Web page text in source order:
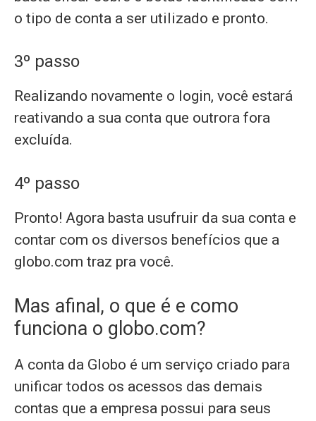
o tipo de conta a ser utilizado e pronto.
3º passo
Realizando novamente o login, você estará
reativando a sua conta que outrora fora
excluída.
4º passo
Pronto! Agora basta usufruir da sua conta e
contar com os diversos benefícios que a
globo.com traz pra você.
Mas afinal, o que é e como
funciona o globo.com?
A conta da Globo é um serviço criado para
unificar todos os acessos das demais
contas que a empresa possui para seus